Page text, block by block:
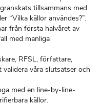
tillsammans med
“Vilka källor användes?”.
från första halvåret av
med manliga
RFSL, författare,
våra slutsatser och
med en line-by-line-
källor.